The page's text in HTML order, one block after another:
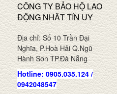
CÔNG TY BẢO HỘ LAO
ĐỘNG NHÂT TÍN UY
Địa chỉ: Số 10 Trần Đại
Nghĩa, P.Hoà Hải Q.Ngũ
Hành Sơn TP.Đà Nẵng
Hotline: 0905.035.124 /
0942048547